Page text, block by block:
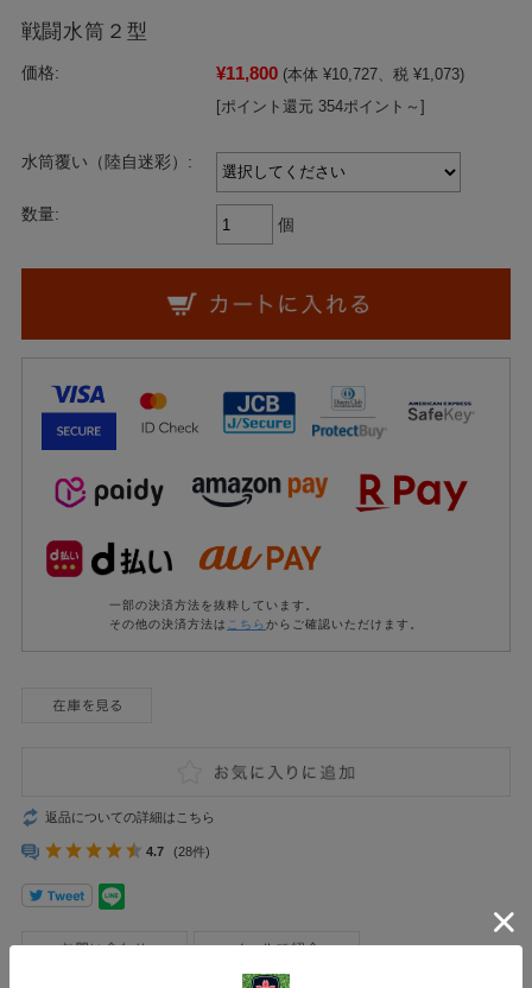
戦闘水筒２型
価格: ¥11,800 (本体 ¥10,727、税 ¥1,073)
[ポイント還元 354ポイント～]
水筒覆い（陸自迷彩）:
数量:
個
一部の決済方法を抜粋しています。
その他の決済方法は こちら からご確認いただけます。
返品についての詳細はこちら
4.7 (28件)